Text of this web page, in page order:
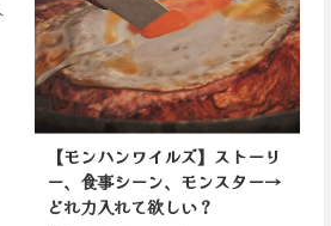
【モンハンワイルズ】ストーリ
ー、食事シーン、モンスター→
どれ力入れて欲しい？